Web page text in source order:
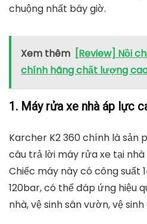
chuộng nhất bây giờ.
Xem thêm [Review] Nồi
chính hãng chất lượng
1. Máy rửa xe nhà áp lực
Karcher K2 360 chính là sản
câu trả lời máy rửa xe tại
Chiếc máy này có công suất
120bar, có thể đáp ứng hiệu
nhà, vệ sinh sân vườn, vệ